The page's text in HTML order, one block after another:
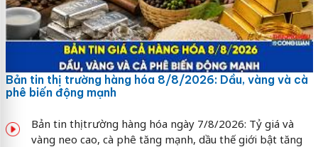
Bản tin thị trường hàng hóa 8/8/2026: Dầu, vàng và cà
phê biến động mạnh
Bản tin thị trường hàng hóa ngày 7/8/2026: Tỷ giá và
vàng neo cao, cà phê tăng mạnh, dầu thế giới bật tăng